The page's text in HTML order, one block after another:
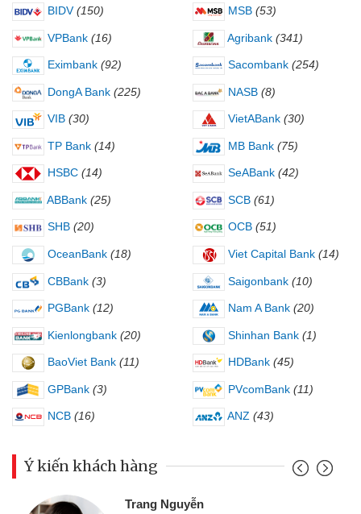
BIDV (150) MSB (53)
VPBank (16) Agribank (341)
Eximbank (92) Sacombank (254)
DongA Bank (225) NASB (8)
VIB (30) VietABank (30)
TP Bank (14) MB Bank (75)
HSBC (14) SeABank (42)
ABBank (25) SCB (61)
SHB (20) OCB (51)
OceanBank (18) Viet Capital Bank (14)
CBBank (3) Saigonbank (10)
PGBank (12) Nam A Bank (20)
Kienlongbank (20) Shinhan Bank (1)
BaoViet Bank (11) HDBank (45)
GPBank (3) PVcomBank (11)
NCB (16) ANZ (43)
Ý kiến khách hàng
Trang Nguyễn